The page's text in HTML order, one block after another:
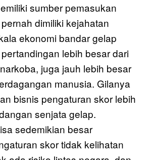
sumber pemasukan
dimiliki kejahatan
ekonomi bandar gelap
lebih besar dari
juga jauh lebih besar
manusia. Gilanya
bisnis pengaturan skor lebih
senjata gelap.
sedemikian besar
skor tidak kelihatan